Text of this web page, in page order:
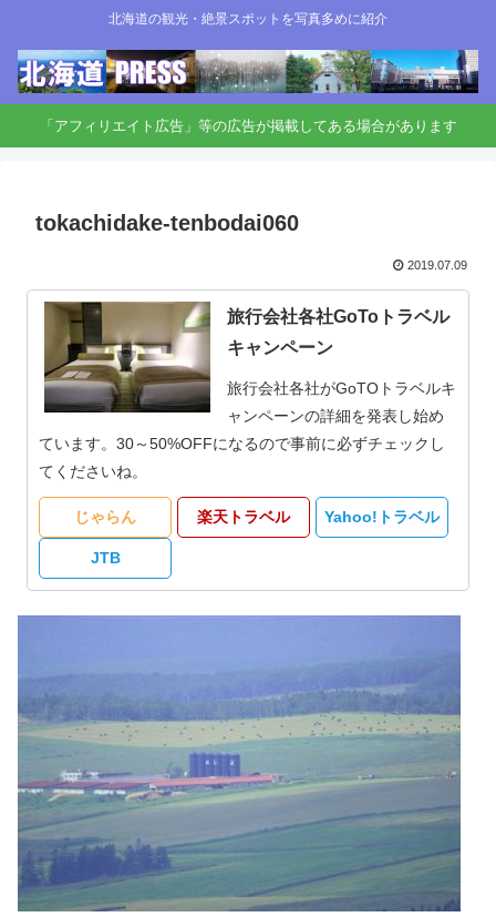
北海道の観光・絶景スポットを写真多めに紹介
「アフィリエイト広告」等の広告が掲載してある場合があります
tokachidake-tenbodai060
2019.07.09
旅行会社各社GoToトラベル
キャンペーン
旅行会社各社がGoTOトラベルキ
ャンペーンの詳細を発表し始め
ています。30～50%OFFになるので事前に必ずチェックし
てくださいね。
じゃらん 楽天トラベル Yahoo!トラベル
JTB